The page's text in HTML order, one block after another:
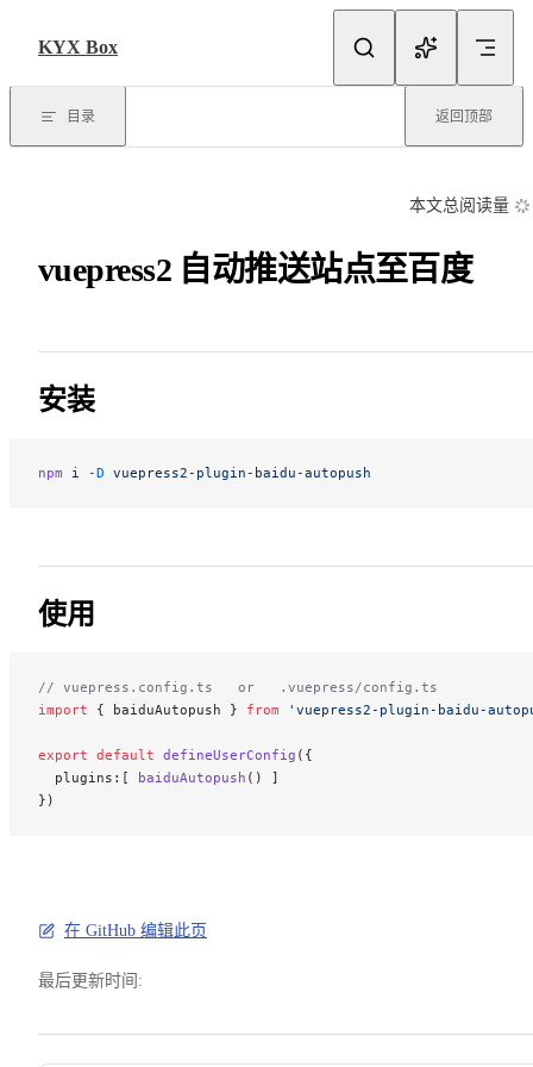
KYX Box
目录 返回顶部
本文总阅读量
vuepress2 自动推送站点至百度
安装
npm i -D vuepress2-plugin-baidu-autopush
使用
// vuepress.config.ts   or   .vuepress/config.ts
import { baiduAutopush } from 'vuepress2-plugin-baidu-
export default defineUserConfig ({
  plugins:[
baiduAutopush () ]
})
在 GitHub 编辑此页
最后更新时间: